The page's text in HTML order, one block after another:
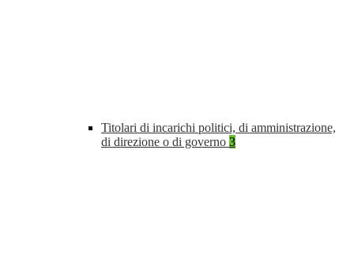
Titolari di incarichi politici, di amministrazione,
di direzione o di governo 3